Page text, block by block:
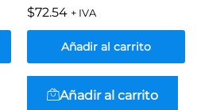
$72.54 + IVA
Añadir al carrito
Añadir al carrito